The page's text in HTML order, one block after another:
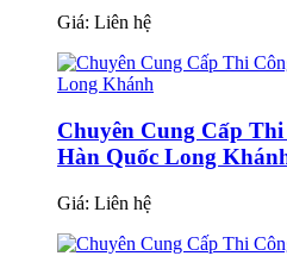
Giá: Liên hệ
Chuyên Cung Cấp
Hàn Quốc Long
Giá: Liên hệ